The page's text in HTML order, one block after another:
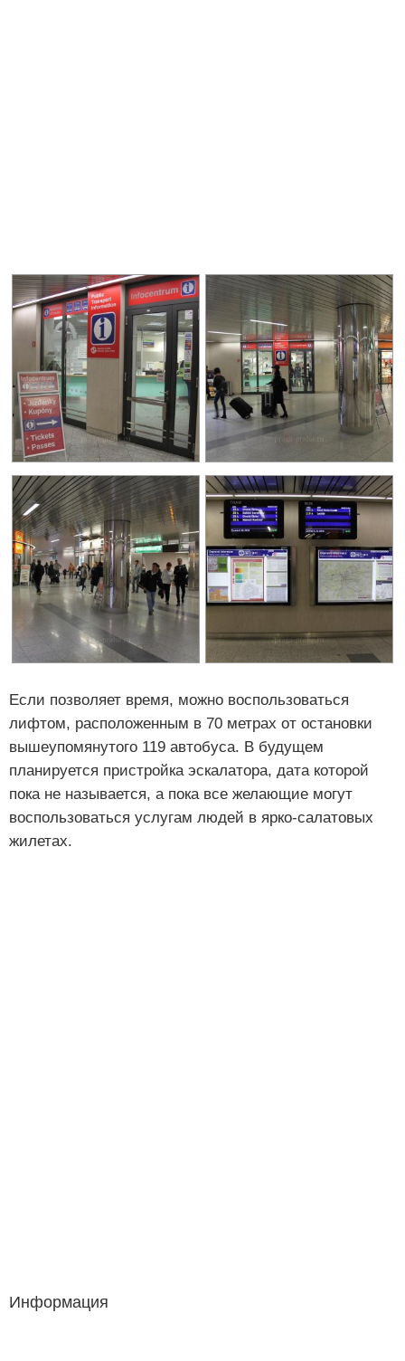
Если позволяет время, можно воспользоваться
лифтом, расположенным в 70 метрах от остановки
вышеупомянутого 119 автобуса. В будущем
планируется пристройка эскалатора, дата которой
пока не называется, а пока все желающие могут
воспользоваться услугам людей в ярко-салатовых
жилетах.
Информация